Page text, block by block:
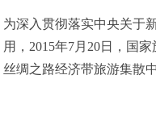
为深入贯彻落实中央关于
用，2015年7月20日，国
丝绸之路经济带旅游集散